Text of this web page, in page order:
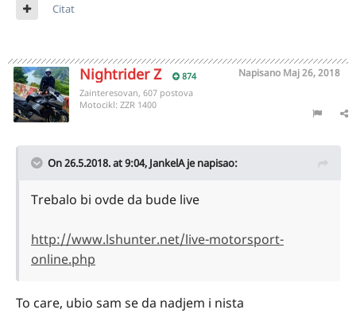
Citat
Nightrider Z 874 Napisano Maj 26, 2018
Zainteresovan, 607 postova
Motocikl: ZZR 1400
On 26.5.2018. at 9:04, JankelAje napisao:
Trebalo bi ovde da bude live
http://www.lshunter.net/live-motorsport-
online.php
To care, ubio sam se da nadjem i nista